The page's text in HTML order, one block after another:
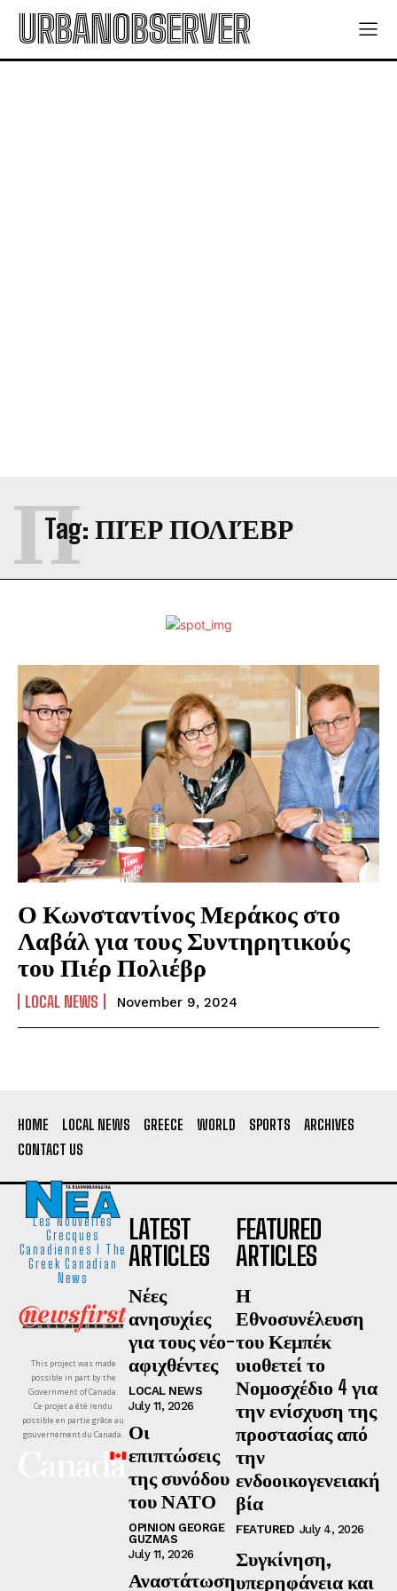
URBANOBSERVER
Tag: ΠΙΈΡ ΠΟΛΙΈΒΡ
Π
Ο Κωνσταντίνος Μεράκος στο
Λαβάλ για τους Συντηρητικούς
του Πιέρ Πολιέβρ
LOCAL NEWS November 9, 2024
HOME LOCAL NEWS GREECE WORLD SPORTS
ARCHIVES
CONTACT US
Les Nouvelles
Grecques
Canadiennes I The
Greek Canadian
News
This project was made
possible in part by the
Government of Canada.
Ce projet a été rendu
possible en partie grâce au
gouvernement du Canada.
LATEST
ARTICLES
Νέες
ανησυχίες
για τους νέο-
αφιχθέντες
LOCAL NEWS
July 11, 2026
Οι
επιπτώσεις
της συνόδου
του ΝΑΤΟ
OPINION GEORGE
GUZMAS
July 11, 2026
Αναστάτωση
FEATURED
ARTICLES
Η
Εθνοσυνέλευση
του Κεμπέκ
υιοθετεί το
Νομοσχέδιο 4 για
την ενίσχυση της
προστασίας από
την
ενδοοικογενειακή
βία
FEATURED July 4, 2026
Συγκίνηση,
υπερηφάνεια και